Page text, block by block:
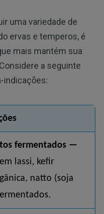
uma variedade de
ervas e temperos, é
mais mantém sua
a seguinte
indicações:
fermentados —
lassi, kefir
natto (soja